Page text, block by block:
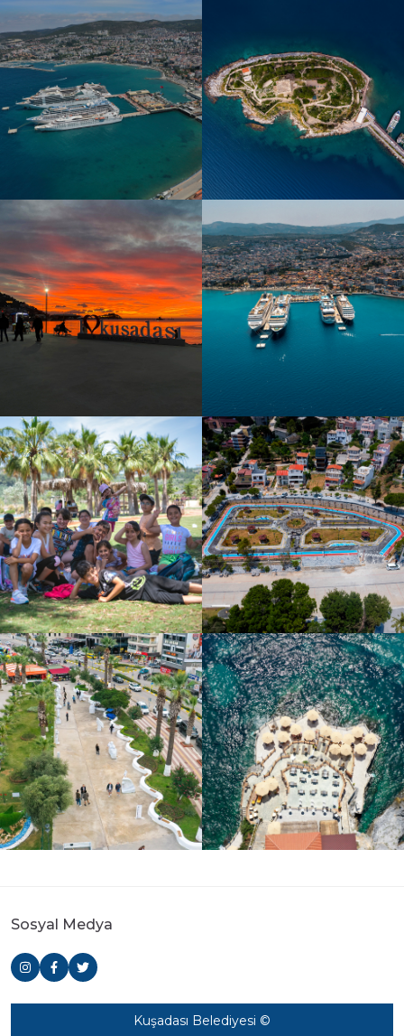
Sosyal Medya
Kuşadası Belediyesi ©